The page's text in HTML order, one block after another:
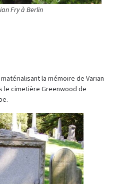
Fry à Berlin
la mémoire de Varian
le cimetière Greenwood de